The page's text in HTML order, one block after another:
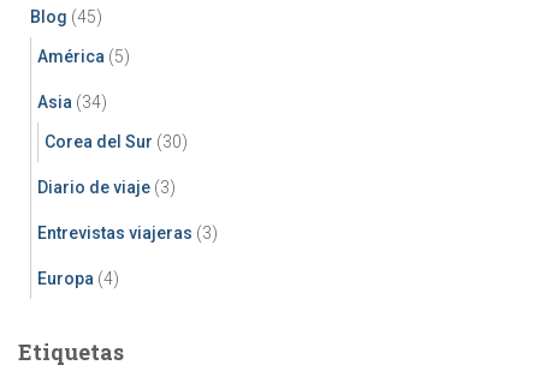
Blog (45)
América (5)
Asia (34)
Corea del Sur (30)
Diario de viaje (3)
Entrevistas viajeras (3)
Europa (4)
Etiquetas